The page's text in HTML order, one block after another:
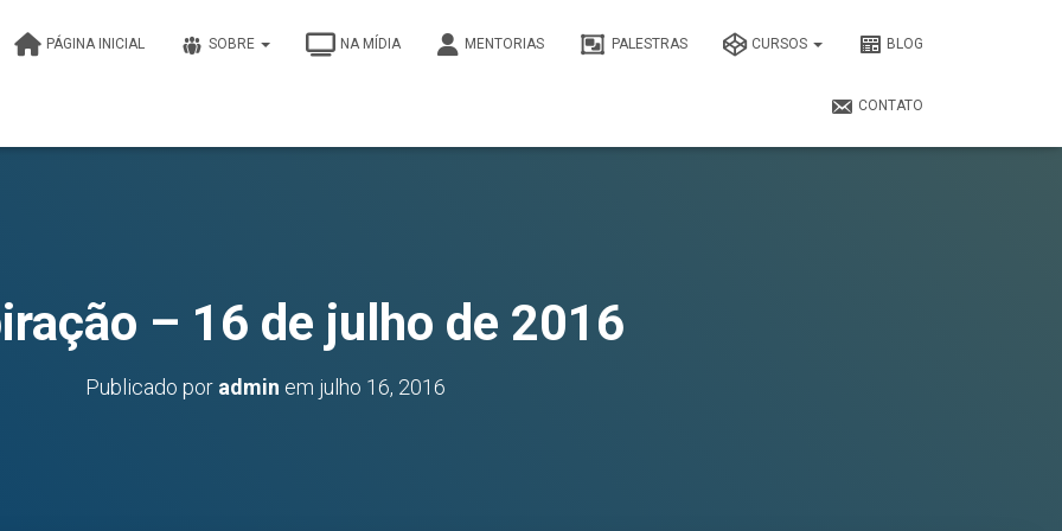
PÁGINA INICIAL SOBRE NA MÍDIA MENTORIAS PALESTRAS CURSOS BLOG
CONTATO
– 16 de julho de 2016
Publicado por admin em julho 16, 2016